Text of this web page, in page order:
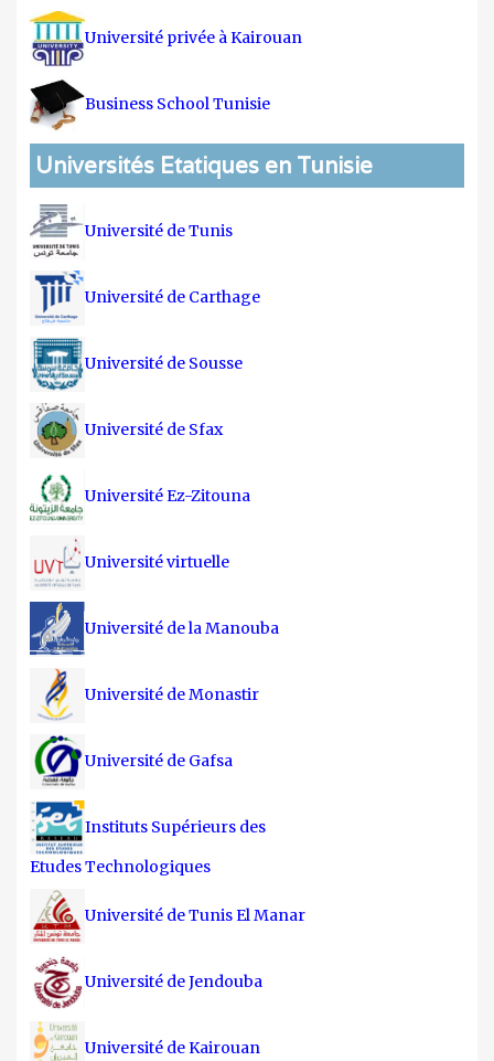
Université privée à Kairouan
Business School Tunisie
Universités Etatiques en Tunisie
Université de Tunis
Université de Carthage
Université de Sousse
Université de Sfax
Université Ez-Zitouna
Université virtuelle
Université de la Manouba
Université de Monastir
Université de Gafsa
Instituts Supérieurs des
Etudes Technologiques
Université de Tunis El Manar
Université de Jendouba
Université de Kairouan